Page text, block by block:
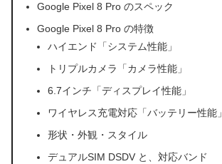
Google Pixel 8 Pro のスペック
Google Pixel 8 Pro の特徴
ハイエンド「システム性能」
トリプルカメラ「カメラ性能」
6.7インチ「ディスプレイ性能」
ワイヤレス充電対応「バッテリー性能」
形状・外観・スタイル
デュアルSIM DSDV と、対応バンド